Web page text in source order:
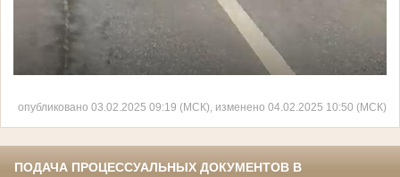
опубликовано 03.02.2025 09:19 (МСК), изменено 04.02.2025 10:50 (МСК)
ПОДАЧА ПРОЦЕССУАЛЬНЫХ ДОКУМЕНТОВ В